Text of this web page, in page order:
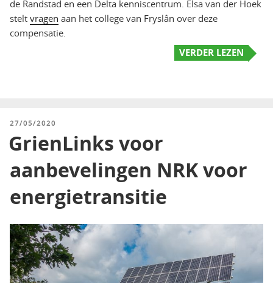
de Randstad en een Delta kenniscentrum. Elsa van der Hoek
stelt vragen aan het college van Fryslân over deze
compensatie.
VERDER LEZEN
GEPLAATST
27/05/2020
GrienLinks voor
aanbevelingen NRK voor
energietransitie